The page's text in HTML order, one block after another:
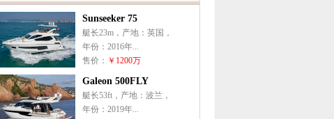
Sunseeker 75
艇长23m，产地：英国，
年份：2016年...
售价： ￥1200万
Galeon 500FLY
艇长53ft，产地：波兰，
年份：2019年...